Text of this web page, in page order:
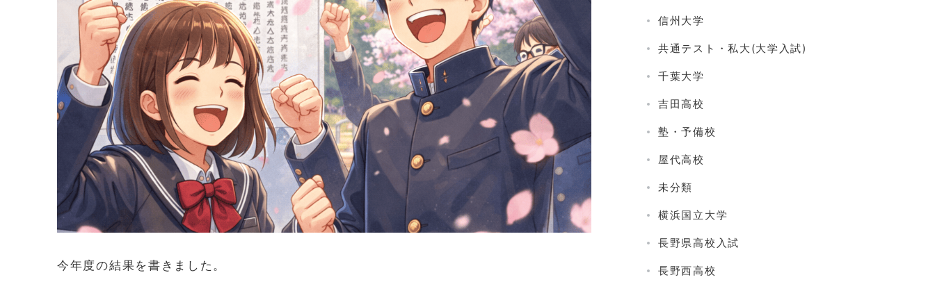
今年度の結果を書きました。
信州大学
共通テスト・私大(大学入試)
千葉大学
吉田高校
塾・予備校
屋代高校
未分類
横浜国立大学
長野県高校入試
長野西高校